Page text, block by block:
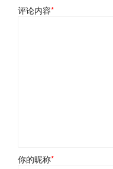
评论内容*
你的昵称*